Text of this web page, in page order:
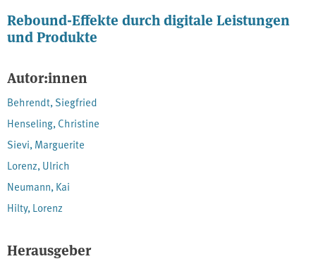
Rebound-Effekte durch digitale Leistungen
und Produkte
Autor:innen
Behrendt, Siegfried
Henseling, Christine
Sievi, Marguerite
Lorenz, Ulrich
Neumann, Kai
Hilty, Lorenz
Herausgeber